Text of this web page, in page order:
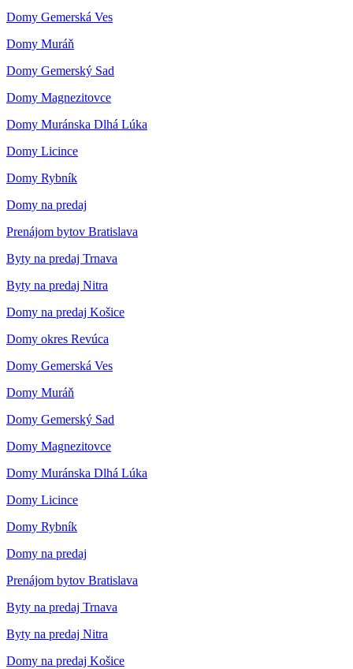
Domy Gemerská Ves
Domy Muráň
Domy Gemerský Sad
Domy Magnezitovce
Domy Muránska Dlhá Lúka
Domy Licince
Domy Rybník
Domy na predaj
Prenájom bytov Bratislava
Byty na predaj Trnava
Byty na predaj Nitra
Domy na predaj Košice
Domy okres Revúca
Domy Gemerská Ves
Domy Muráň
Domy Gemerský Sad
Domy Magnezitovce
Domy Muránska Dlhá Lúka
Domy Licince
Domy Rybník
Domy na predaj
Prenájom bytov Bratislava
Byty na predaj Trnava
Byty na predaj Nitra
Domy na predaj Košice